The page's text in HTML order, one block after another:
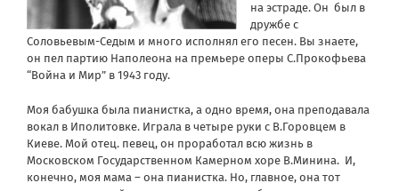
на эстраде. Он был в
дружбе с
Соловьевым-Седым и много исполнял его песен. Вы знаете,
он пел партию Наполеона на премьере оперы C.Прокофьева
“Война и Мир” в 1943 году.
Моя бабушка была пианистка, а одно время, она преподавала
вокал в Иполитовке. Играла в четыре руки с В.Горовцем в
Киеве. Мой отец. певец, он проработал всю жизнь в
Московском Государственном Камерном хоре В.Минина. И,
конечно, моя мама – она пианистка. Но, главное, она тот